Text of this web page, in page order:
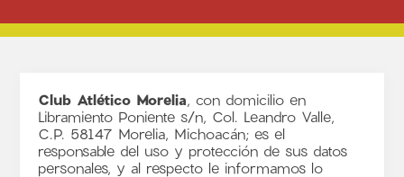
Club Atlético Morelia, con domicilio en
Libramiento Poniente s/n, Col. Leandro Valle,
C.P. 58147 Morelia, Michoacán; es el
responsable del uso y protección de sus datos
personales, y al respecto le informamos lo